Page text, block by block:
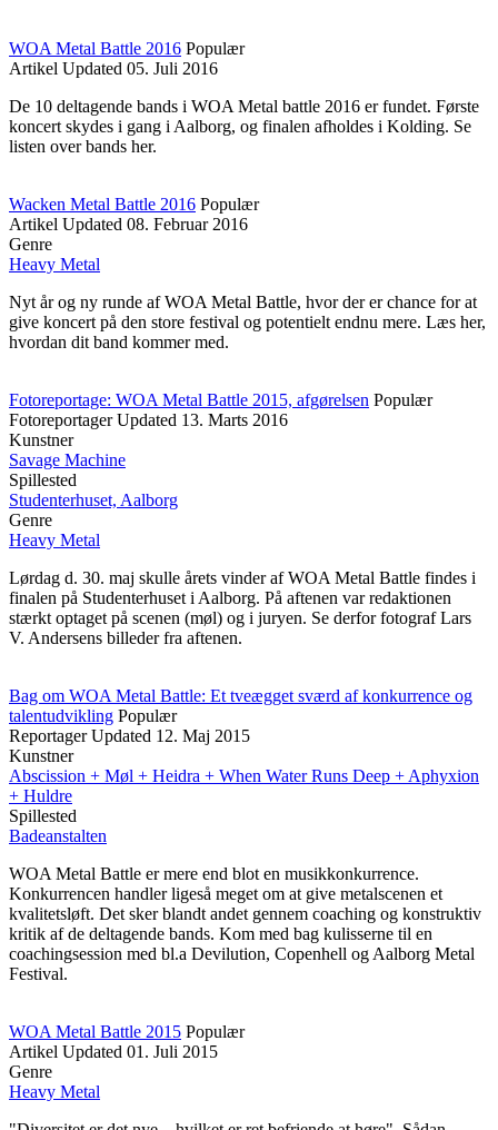
WOA Metal Battle 2016 Populær
Artikel Updated 05. Juli 2016
De 10 deltagende bands i WOA Metal battle 2016 er fundet. Første
koncert skydes i gang i Aalborg, og finalen afholdes i Kolding. Se
listen over bands her.
Wacken Metal Battle 2016 Populær
Artikel Updated 08. Februar 2016
Genre
Heavy Metal
Nyt år og ny runde af WOA Metal Battle, hvor der er chance for at
give koncert på den store festival og potentielt endnu mere. Læs her,
hvordan dit band kommer med.
Fotoreportage: WOA Metal Battle 2015, afgørelsen Populær
Fotoreportager Updated 13. Marts 2016
Kunstner
Savage Machine
Spillested
Studenterhuset, Aalborg
Genre
Heavy Metal
Lørdag d. 30. maj skulle årets vinder af WOA Metal Battle findes i
finalen på Studenterhuset i Aalborg. På aftenen var redaktionen
stærkt optaget på scenen (møl) og i juryen. Se derfor fotograf Lars
V. Andersens billeder fra aftenen.
Bag om WOA Metal Battle: Et tveægget sværd af konkurrence og
talentudvikling Populær
Reportager Updated 12. Maj 2015
Kunstner
Abscission + Møl + Heidra + When Water Runs Deep + Aphyxion
+ Huldre
Spillested
Badeanstalten
WOA Metal Battle er mere end blot en musikkonkurrence.
Konkurrencen handler ligeså meget om at give metalscenen et
kvalitetsløft. Det sker blandt andet gennem coaching og konstruktiv
kritik af de deltagende bands. Kom med bag kulisserne til en
coachingsession med bl.a Devilution, Copenhell og Aalborg Metal
Festival.
WOA Metal Battle 2015 Populær
Artikel Updated 01. Juli 2015
Genre
Heavy Metal